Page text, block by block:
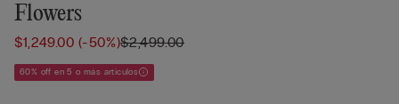
Flowers
$1,249.00(-50%)$2,499.00
60% off en 5 o más artículos